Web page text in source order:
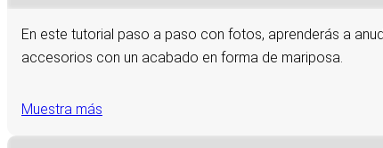
En este tutorial paso a paso con fotos, aprenderás a
accesorios con un acabado en forma de mariposa.
Muestra más